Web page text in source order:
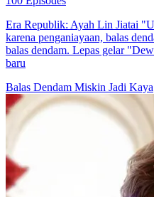
Era Republik: Ayah Lin Jiatai
karena penganiayaan, balas
balas dendam. Lepas gelar
baru
Balas Dendam Miskin Jadi Kaya